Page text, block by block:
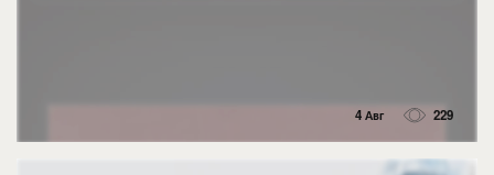
4 Авг 229